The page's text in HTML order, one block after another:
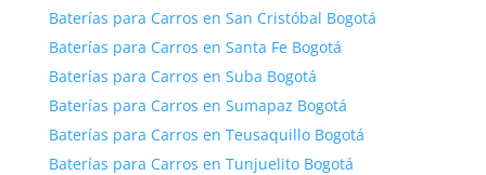
Baterías para Carros en San Cristóbal Bogotá
Baterías para Carros en Santa Fe Bogotá
Baterías para Carros en Suba Bogotá
Baterías para Carros en Sumapaz Bogotá
Baterías para Carros en Teusaquillo Bogotá
Baterías para Carros en Tunjuelito Bogotá